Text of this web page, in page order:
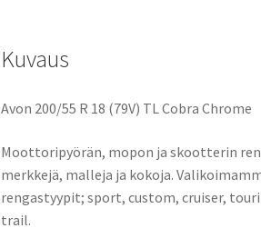
Kuvaus
Avon 200/55 R 18 (79V) TL Cobra Chrome
Moottoripyörän, mopon ja skootterin
merkkejä, malleja ja kokoja.
rengastyypit; sport, custom, cruiser,
trail.